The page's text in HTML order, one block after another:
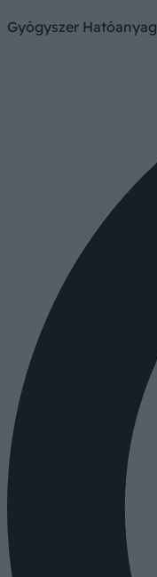
Gyógyszer Hatóanyag